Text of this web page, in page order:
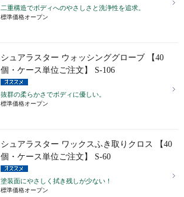
二重構造でボディへのやさしさと洗浄性を追求。
標準価格オープン
シュアラスター ウォッシンググローブ 【40
個・ケース単位ご注文】 S-106
抜群の柔らかさでボディに優しい。
標準価格オープン
シュアラスター ワックスふき取りクロス 【40
個・ケース単位ご注文】 S-60
塗装面にやさしく拭き残しが少ない！
標準価格オープン